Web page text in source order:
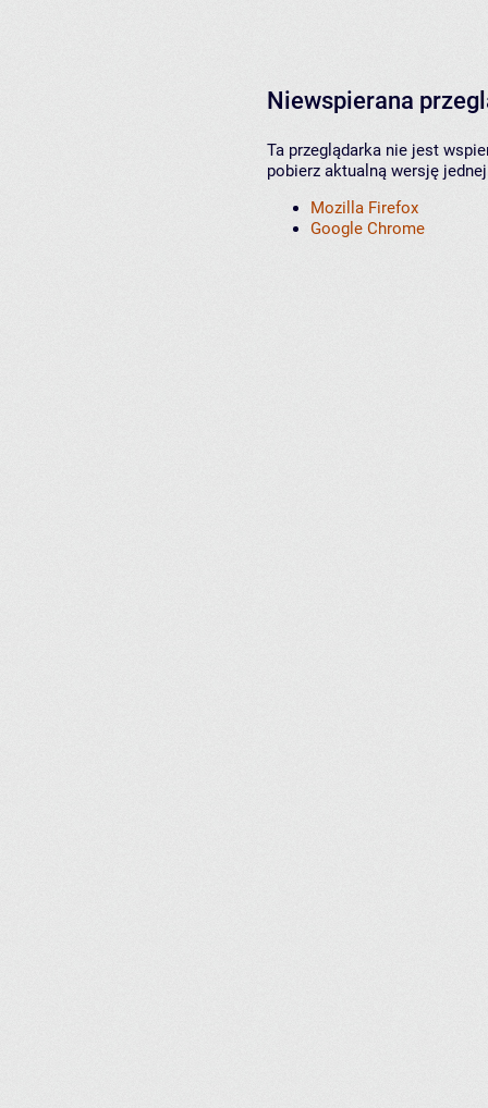
Niewspierana
Ta przeglądarka nie jest
pobierz aktualną wersję
Mozilla Firefox
Google Chrome